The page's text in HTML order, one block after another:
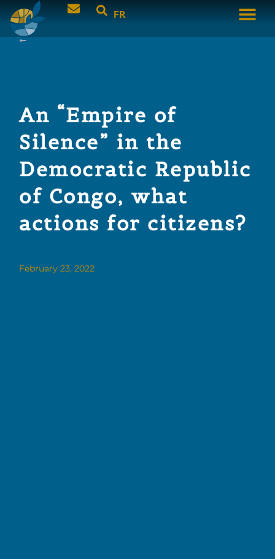
FR
An “Empire of
Silence” in the
Democratic Republic
of Congo, what
actions for citizens?
February 23, 2022